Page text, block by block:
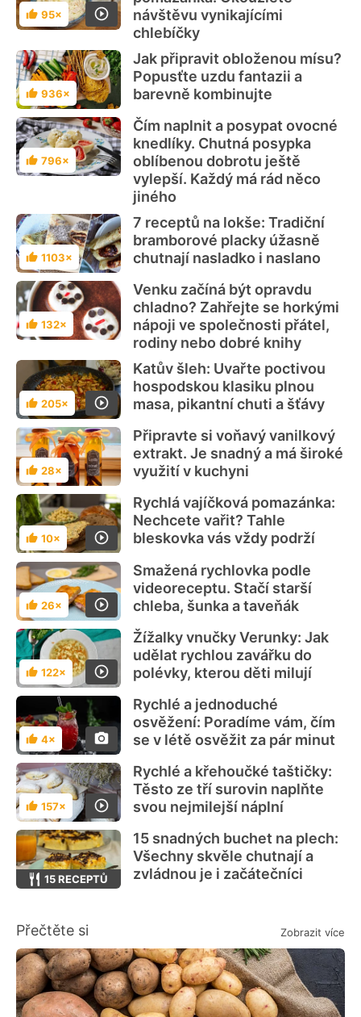
Hodnocení
95×
návštěvu vynikajícími
chlebíčky
Hodnocení
936×
Jak připravit obloženou mísu?
Popusťte uzdu fantazii a
barevně kombinujte
Hodnocení
796×
Čím naplnit a posypat ovocné
knedlíky. Chutná posypka
oblíbenou dobrotu ještě
vylepší. Každý má rád něco
jiného
Hodnocení
1103×
7 receptů na lokše: Tradiční
bramborové placky úžasně
chutnají nasladko i naslano
Hodnocení
132×
Venku začíná být opravdu
chladno? Zahřejte se horkými
nápoji ve společnosti přátel,
rodiny nebo dobré knihy
Hodnocení
205×
Katův šleh: Uvařte poctivou
hospodskou klasiku plnou
masa, pikantní chuti a šťávy
Hodnocení
28×
Připravte si voňavý vanilkový
extrakt. Je snadný a má široké
využití v kuchyni
Hodnocení
10×
Rychlá vajíčková pomazánka:
Nechcete vařit? Tahle
bleskovka vás vždy podrží
Hodnocení
26×
Smažená rychlovka podle
videoreceptu. Stačí starší
chleba, šunka a taveňák
Hodnocení
122×
Žížalky vnučky Verunky: Jak
udělat rychlou zavářku do
polévky, kterou děti milují
Hodnocení
4×
Rychlé a jednoduché
osvěžení: Poradíme vám, čím
se v létě osvěžit za pár minut
Hodnocení
157×
Rychlé a křehoučké taštičky:
Těsto ze tří surovin naplňte
svou nejmilejší náplní
15 RECEPTŮ
15 snadných buchet na plech:
Všechny skvěle chutnají a
zvládnou je i začátečníci
Přečtěte si Zobrazit více